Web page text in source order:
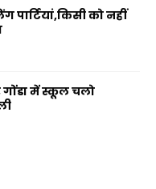
पार्टियां,किसी को नहीं
गोंडा में स्कूल चलो